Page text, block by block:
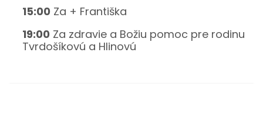
15:00 Za + Františka
19:00 Za zdravie a Božiu pomoc pre rodinu
Tvrdošíkovú a Hlinovú